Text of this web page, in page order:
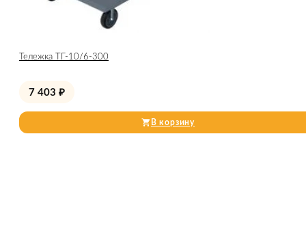
Тележка ТГ-10/6-300
7 403 ₽
В корзину